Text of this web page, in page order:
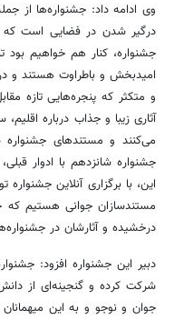
وی ادامه داد: جشنواره‌ها از
درگیر شدن در فضایی است که
جشنواره، کنار هم خواهیم بود
امیدبخش و باطراوت هستند و
و متکثر که پنجره‌هایی تازه
آثاری زیبا و جذاب درباره
می‌کنند و مستندهای جشنواره
جشنواره شانزدهم با ادوار
این، با برگزاری آنلاین
مستندسازان جوانی هستیم که
درخشیده و آثارشان در
دبیر این جشنواره افزود:
شرکت کرده و گنجینه‌ای از دانش
جوان و نوجو و به این